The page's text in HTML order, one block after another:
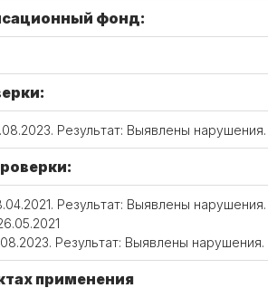
фонд:
Результат: Выявлены нарушения.
Результат: Выявлены нарушения.
Результат: Выявлены нарушения.
применения